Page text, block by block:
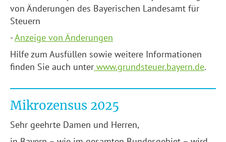
von Änderungen des Bayerischen Landesamt für
Steuern
-Anzeige von Änderungen
Hilfe zum Ausfüllen sowie weitere Informationen
finden Sie auch unter www.grundsteuer.bayern.de.
Mikrozensus 2025
Sehr geehrte Damen und Herren,